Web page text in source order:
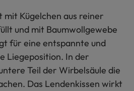
mit Kügelchen aus reiner
und mit Baumwollgewebe
für eine entspannte und
Liegeposition. In der
Teil der Wirbelsäule die
Das Lendenkissen wirkt